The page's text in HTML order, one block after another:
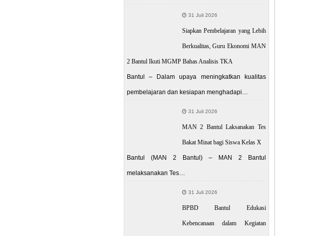
31 Juli 2026
Siapkan Pembelajaran yang Lebih
Berkualitas, Guru Ekonomi MAN
2 Bantul Ikuti MGMP Bahas Analisis TKA
Bantul – Dalam upaya meningkatkan kualitas
pembelajaran dan kesiapan menghadapi…
31 Juli 2026
MAN 2 Bantul Laksanakan Tes
Bakat Minat bagi Siswa Kelas X
Bantul (MAN 2 Bantul) – MAN 2 Bantul
melaksanakan Tes…
31 Juli 2026
BPBD Bantul Edukasi
Kebencanaan dalam Kegiatan